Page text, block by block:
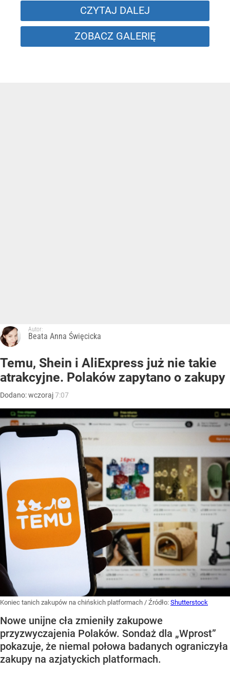
CZYTAJ DALEJ
ZOBACZ GALERIĘ
Autor:
Beata Anna Święcicka
Temu, Shein i AliExpress już nie takie
atrakcyjne. Polaków zapytano o zakupy
Dodano:wczoraj7:07
Koniec tanich zakupów na chińskich platformach / Źródło: Shutterstock
Nowe unijne cła zmieniły zakupowe
przyzwyczajenia Polaków. Sondaż dla „Wprost”
pokazuje, że niemal połowa badanych ograniczyła
zakupy na azjatyckich platformach.